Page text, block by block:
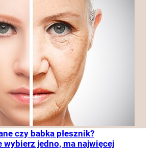
czy babka płesznik?
wybierz jedno, ma najwięcej